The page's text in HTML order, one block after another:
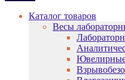
Каталог товаров
Весы